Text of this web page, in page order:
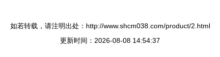
如若转载，请注明出处：http://www.shcm038.com/product/2.html
更新时间：2026-08-08 14:54:37